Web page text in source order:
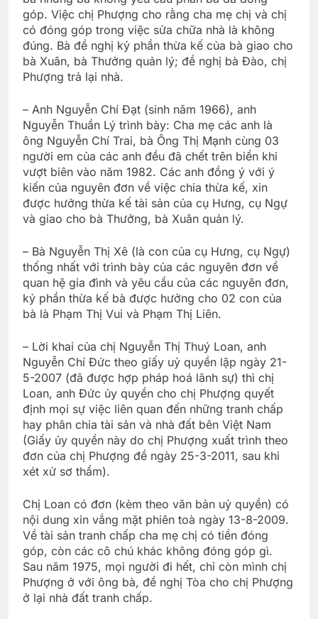
góp. Việc chị Phượng cho rằng cha mẹ chị và chị
có đóng góp trong việc sửa chữa nhà là không
đúng. Bà đề nghị kỷ phần thừa kế của bà giao cho
bà Xuân, bà Thưởng quản lý; đề nghị bà Đào, chị
Phượng trả lại nhà.
– Anh Nguyễn Chí Đạt (sinh năm 1966), anh
Nguyễn Thuần Lý trình bày: Cha mẹ các anh là
ông Nguyễn Chí Trai, bà Ông Thị Mạnh cùng 03
người em của các anh đều đã chết trên biển khi
vượt biên vào năm 1982. Các anh đồng ý với ý
kiến của nguyên đơn về việc chia thừa kế, xin
được hưởng thừa kế tài sản của cụ Hưng, cụ Ngự
và giao cho bà Thưởng, bà Xuân quản lý.
– Bà Nguyễn Thị Xê (là con của cụ Hưng, cụ Ngự)
thống nhất với trình bày của các nguyên đơn về
quan hệ gia đình và yêu cầu của các nguyên đơn,
kỷ phần thừa kế bà được hưởng cho 02 con của
bà là Phạm Thị Vui và Phạm Thị Liên.
– Lời khai của chị Nguyễn Thị Thuý Loan, anh
Nguyễn Chí Đức theo giấy uỷ quyền lập ngày 21-
5-2007 (đã được hợp pháp hoá lãnh sự) thì chị
Loan, anh Đức ủy quyền cho chị Phượng quyết
định mọi sự việc liên quan đến những tranh chấp
hay phân chia tài sản và nhà đất bên Việt Nam
(Giấy ủy quyền này do chị Phượng xuất trình theo
đơn của chị Phượng đề ngày 25-3-2011, sau khi
xét xử sơ thẩm).
Chị Loan có đơn (kèm theo văn bản uỷ quyền) có
nội dung xin vắng mặt phiên toà ngày 13-8-2009.
Về tài sản tranh chấp cha mẹ chị có tiền đóng
góp, còn các cô chú khác không đóng góp gì.
Sau năm 1975, mọi người đi hết, chỉ còn mình chị
Phượng ở với ông bà, đề nghị Tòa cho chị Phượng
ở lại nhà đất tranh chấp.